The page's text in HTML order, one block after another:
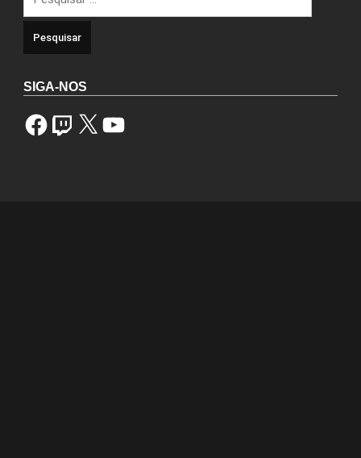
por:
SIGA-NOS
FacebookTwitch X YouTube